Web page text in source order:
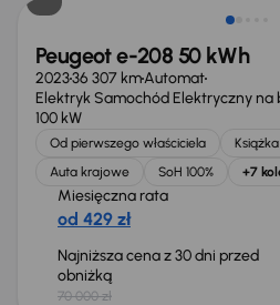
Peugeot e-208 50 kWh
202336 307 kmAutomat
Elektryk Samochód Elektryczny na
100 kW
Od pierwszego właściciela
Auta krajowe
SoH 100% +7
Miesięczna rata
od 429 zł
Najniższa cena z 30 dni przed
obniżką
70 000 zł